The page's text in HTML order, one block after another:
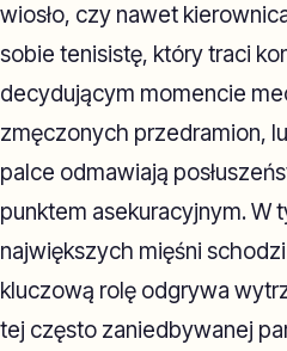
wiosło, czy nawet
sobie tenisistę, który traci
decydującym momencie
zmęczonych przedramion,
palce odmawiają
punktem asekuracyjnym. W
największych mięśni
kluczową rolę odgrywa
tej często zaniedbywanej